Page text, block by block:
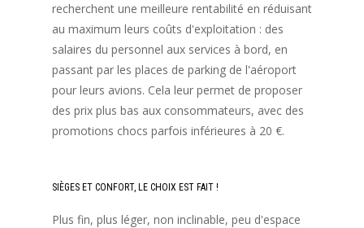
recherchent une meilleure rentabilité en réduisant
au maximum leurs coûts d'exploitation : des
salaires du personnel aux services à bord, en
passant par les places de parking de l'aéroport
pour leurs avions. Cela leur permet de proposer
des prix plus bas aux consommateurs, avec des
promotions chocs parfois inférieures à 20 €.
SIÈGES ET CONFORT, LE CHOIX EST FAIT !
Plus fin, plus léger, non inclinable, peu d'espace